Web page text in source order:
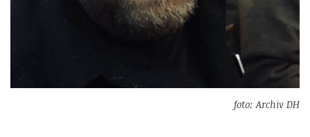
foto: Archiv DH